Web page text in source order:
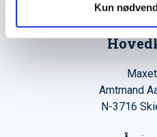
Kun
Amtmand
N-3716